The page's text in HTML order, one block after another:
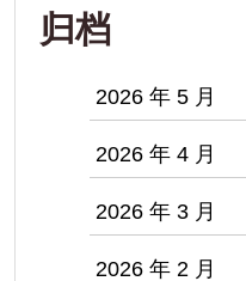
归档
2026 年 5 月
2026 年 4 月
2026 年 3 月
2026 年 2 月